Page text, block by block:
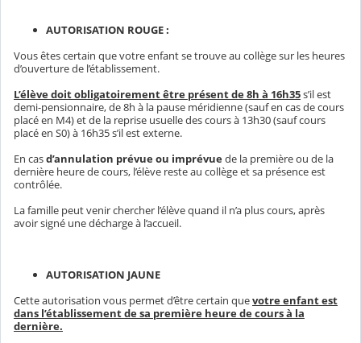
AUTORISATION ROUGE :
Vous êtes certain que votre enfant se trouve au collège sur les heures
d’ouverture de l’établissement.
L’élève doit obligatoirement être présent de 8h à 16h35s’il est
demi-pensionnaire, de 8h à la pause méridienne (sauf en cas de cours
placé en M4) et de la reprise usuelle des cours à 13h30 (sauf cours
placé en S0) à 16h35 s’il est externe.
En casd’annulation prévue ou imprévuede la première ou de la
dernière heure de cours, l’élève reste au collège et sa présence est
contrôlée.
La famille peut venir chercher l’élève quand il n’a plus cours, après
avoir signé une décharge à l’accueil.
AUTORISATION JAUNE
Cette autorisation vous permet d’être certain quevotre enfant est
dans l’établissement de sa première heure de cours à la
dernière.